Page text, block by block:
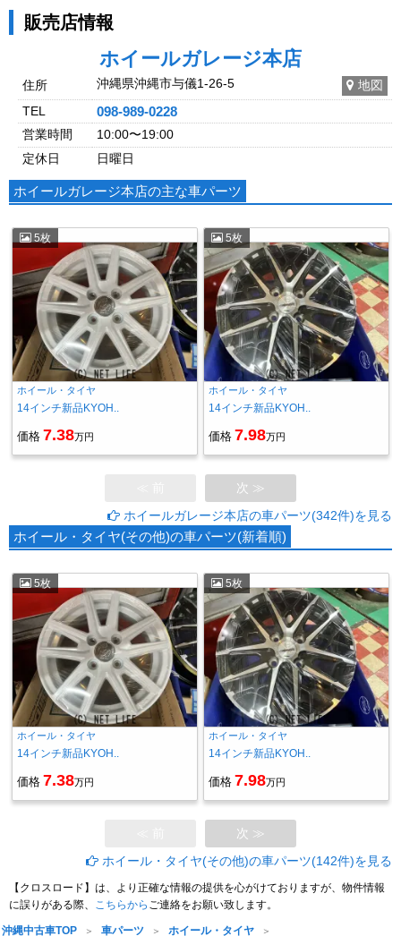
販売店情報
ホイールガレージ本店
住所 沖縄県沖縄市与儀1-26-5
地図
TEL
098-989-0228
営業時間
10:00〜19:00
定休日
日曜日
ホイールガレージ本店の主な車パーツ
5枚
ホイール・タイヤ
14インチ新品KYOH..
価格 7.38万円
5枚
ホイール・タイヤ
14インチ新品KYOH..
価格 7.98万円
次 ≫
ホイールガレージ本店の車パーツ(342件)を見る
ホイール・タイヤ(その他)の車パーツ(新着順)
5枚
ホイール・タイヤ
14インチ新品KYOH..
価格 7.38万円
5枚
ホイール・タイヤ
14インチ新品KYOH..
価格 7.98万円
次 ≫
ホイール・タイヤ(その他)の車パーツ(142件)を見る
【クロスロード】は、より正確な情報の提供を心がけておりますが、物件情報
に誤りがある際、 こちらから ご連絡をお願い致します。
沖縄中古車TOP 車パーツ ホイール・タイヤ